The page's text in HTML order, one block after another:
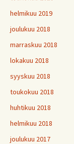
helmikuu 2019
joulukuu 2018
marraskuu 2018
lokakuu 2018
syyskuu 2018
toukokuu 2018
huhtikuu 2018
helmikuu 2018
joulukuu 2017